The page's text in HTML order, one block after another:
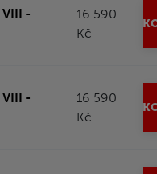
VIII -
16 590
Kč
VIII -
16 590
Kč